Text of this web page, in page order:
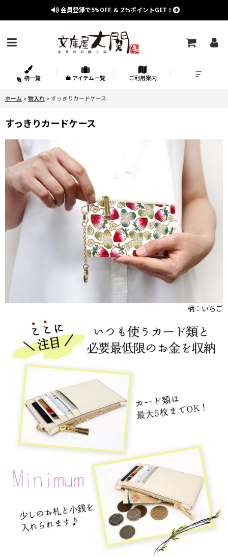
会員登録で5%OFF ＆ 2％ポイントGET！
柄一覧 アイテム一覧 ご利用案内
ホーム > 物入れ > すっきりカードケース
すっきりカードケース
柄：いちご